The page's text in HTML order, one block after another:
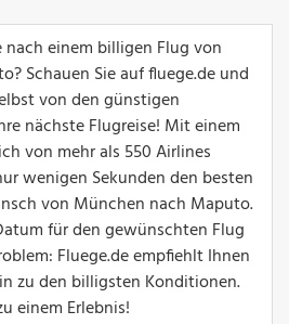
nach einem billigen Flug von
Schauen Sie auf fluege.de und
von den günstigen
nächste Flugreise! Mit einem
von mehr als 550 Airlines
wenigen Sekunden den besten
von München nach Maputo.
für den gewünschten Flug
Fluege.de empfiehlt Ihnen
zu den billigsten Konditionen.
einem Erlebnis!